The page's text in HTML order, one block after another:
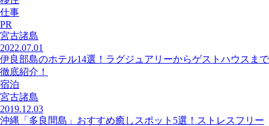
仕事
PR
宮古諸島
2022.07.01
伊良部島のホテル14選！ラグジュアリーからゲストハウスまで
徹底紹介！
宿泊
宮古諸島
2019.12.03
沖縄「多良間島」おすすめ癒しスポット5選！ストレスフリー